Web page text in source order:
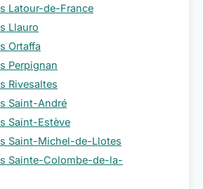
Latour-de-France
Llauro
Ortaffa
Perpignan
Rivesaltes
Saint-André
Saint-Estève
Saint-Michel-de-Llotes
Sainte-Colombe-de-la-